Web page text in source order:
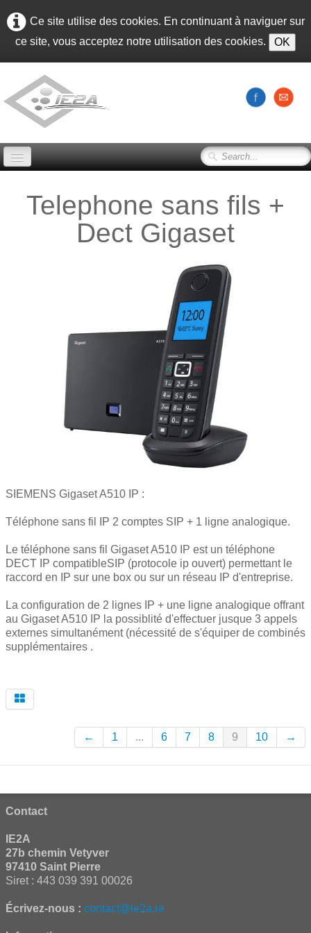
Ce site utilise des cookies. En continuant à naviguer sur
ce site, vous acceptez notre utilisation des cookies.
OK
Qui sommes nous
Nos produits pour les particuliers▼
Nous contacter
Telephone sans fils +
Dect Gigaset
SIEMENS Gigaset A510 IP :
Téléphone sans fil IP 2 comptes SIP + 1 ligne analogique.
Le téléphone sans fil Gigaset A510 IP est un téléphone
DECT IP compatibleSIP (protocole ip ouvert) permettant le
raccord en IP sur une box ou sur un réseau IP d'entreprise.
La configuration de 2 lignes IP + une ligne analogique offrant
au Gigaset A510 IP la possiblité d'effectuer jusque 3 appels
externes simultanément (nécessité de s'équiper de combinés
supplémentaires .
← 1 ... 6 7 8 9 10 →
Contact
IE2A
27b chemin Vetyver
97410 Saint Pierre
Siret : 443 039 391 00026
Écrivez-nous : contact@ie2a.re